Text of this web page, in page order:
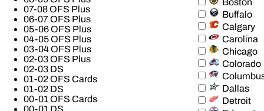
07-08 OFS Plus
06-07 OFS Plus
05-06 OFS Plus
04-05 OFS Plus
03-04 OFS Plus
02-03 OFS Plus
02-03 DS
01-02 OFS Cards
01-02 DS
00-01 OFS Cards
00-01 DS
Buffalo
Calgary
Carolina
Chicago
Colorado
Dallas
Detroit